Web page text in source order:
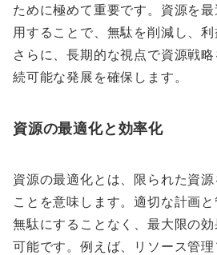
ために極めて重要です。資源を
用することで、無駄を削減し、利
さらに、長期的な視点で資源戦
続可能な発展を確保します。
資源の最適化と効率化
資源の最適化とは、限られた資
ことを意味します。適切な計画
無駄にすることなく、最大限の
可能です。例えば、リソース管